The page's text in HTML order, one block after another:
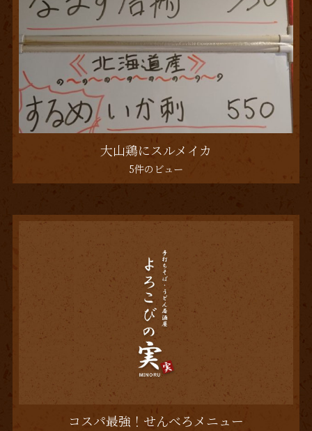
大山鶏にスルメイカ
5件のビュー
コスパ最強！せんべろメニュー